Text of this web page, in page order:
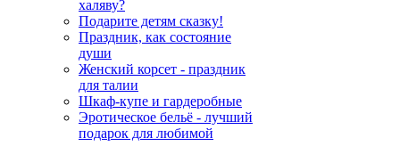
халяву?
Подарите детям сказку!
Праздник, как состояние
души
Женский корсет - праздник
для талии
Шкаф-купе и гардеробные
Эротическое бельё - лучший
подарок для любимой